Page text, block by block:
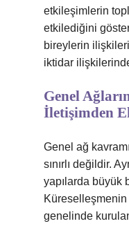
etkileşimlerin
etkilediğini
bireylerin
iktidar
Genel
İletişimden
Genel ağ
sınırlı değildir.
yapılarda büyük
genelinde